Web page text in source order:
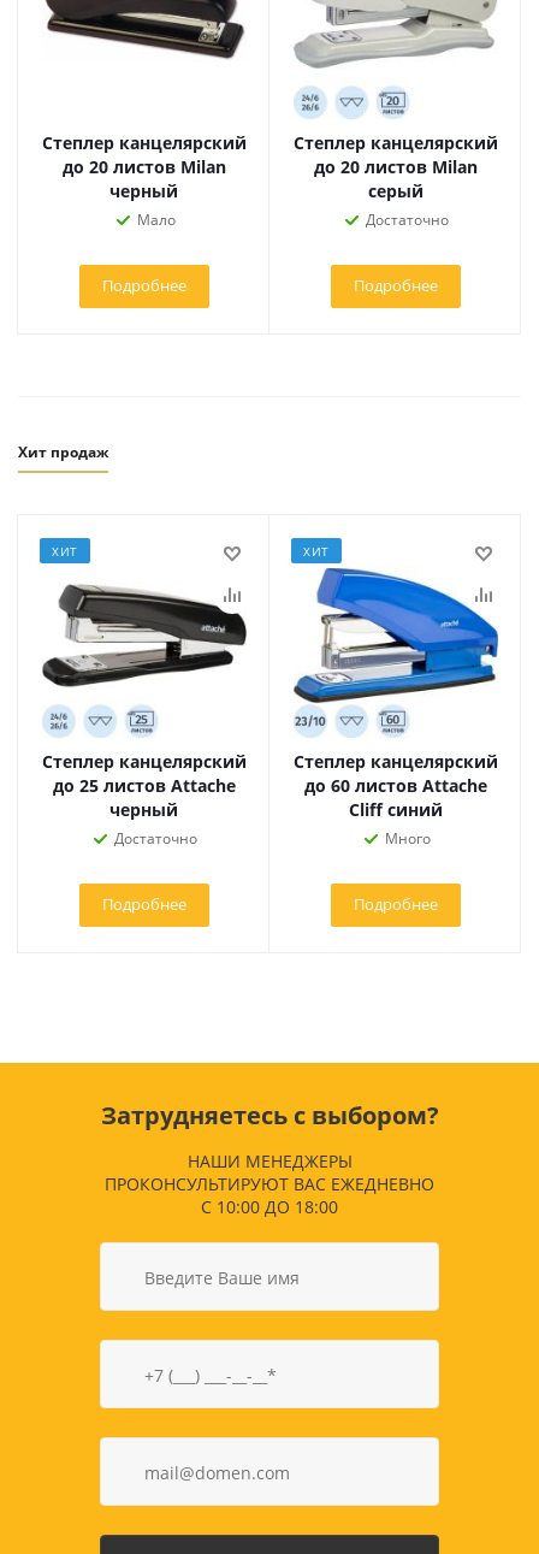
Степлер канцелярский
до 20 листов Milan
черный
Мало
Подробнее
Степлер канцелярский
до 20 листов Milan
серый
Достаточно
Подробнее
Хит продаж
ХИТ
Степлер канцелярский
до 25 листов Attache
черный
Достаточно
Подробнее
ХИТ
Степлер канцелярский
до 60 листов Attache
Cliff синий
Много
Подробнее
Затрудняетесь с выбором?
НАШИ МЕНЕДЖЕРЫ
ПРОКОНСУЛЬТИРУЮТ ВАС ЕЖЕДНЕВНО
С 10:00 ДО 18:00